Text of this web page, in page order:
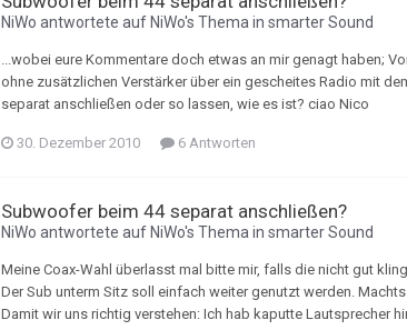
NiWo antwortete auf NiWo's Thema in smarter Sound
...wobei eure Kommentare doch etwas an mir genagt haben;
ohne zusätzlichen Verstärker über ein gescheites Radio mit
separat anschließen oder so lassen, wie es ist? ciao Nico
30. Dezember 2010 6 Antworten
Subwoofer beim 44 separat anschließen?
NiWo antwortete auf NiWo's Thema in smarter Sound
Meine Coax-Wahl überlasst mal bitte mir, falls die nicht gut
Der Sub unterm Sitz soll einfach weiter genutzt werden.
Damit wir uns richtig verstehen: Ich hab kaputte Lautsprecher